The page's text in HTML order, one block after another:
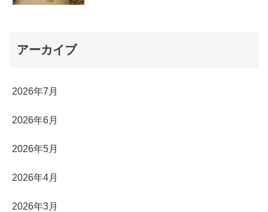
アーカイブ
2026年7月
2026年6月
2026年5月
2026年4月
2026年3月